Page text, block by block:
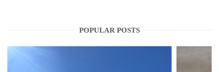
POPULAR POSTS